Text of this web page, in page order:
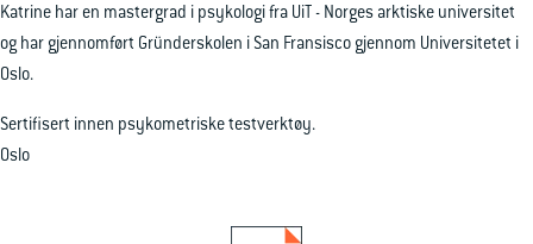
Katrine har en mastergrad i psykologi fra UiT - Norges arktiske universitet
og har gjennomført Gründerskolen i San Fransisco gjennom Universitetet i
Oslo.
Sertifisert innen psykometriske testverktøy.
Oslo